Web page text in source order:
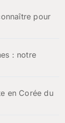
pour
: notre
en Corée du